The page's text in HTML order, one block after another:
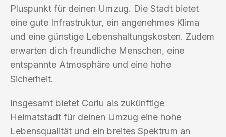
Pluspunkt für deinen Umzug. Die Stadt bietet
eine gute Infrastruktur, ein angenehmes Klima
und eine günstige Lebenshaltungskosten. Zudem
erwarten dich freundliche Menschen, eine
entspannte Atmosphäre und eine hohe
Sicherheit.
Insgesamt bietet Corlu als zukünftige
Heimatstadt für deinen Umzug eine hohe
Lebensqualität und ein breites Spektrum an